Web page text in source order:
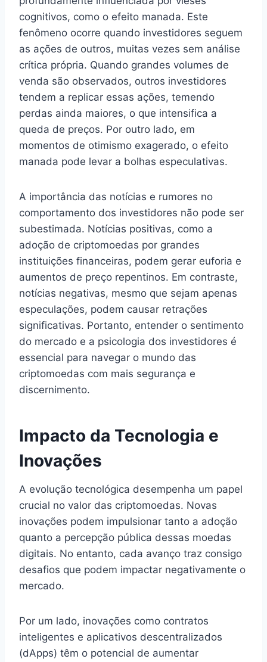
cognitivos, como o efeito manada. Este
fenômeno ocorre quando investidores seguem
as ações de outros, muitas vezes sem análise
crítica própria. Quando grandes volumes de
venda são observados, outros investidores
tendem a replicar essas ações, temendo
perdas ainda maiores, o que intensifica a
queda de preços. Por outro lado, em
momentos de otimismo exagerado, o efeito
manada pode levar a bolhas especulativas.
A importância das notícias e rumores no
comportamento dos investidores não pode ser
subestimada. Notícias positivas, como a
adoção de criptomoedas por grandes
instituições financeiras, podem gerar euforia e
aumentos de preço repentinos. Em contraste,
notícias negativas, mesmo que sejam apenas
especulações, podem causar retrações
significativas. Portanto, entender o sentimento
do mercado e a psicologia dos investidores é
essencial para navegar o mundo das
criptomoedas com mais segurança e
discernimento.
Impacto da Tecnologia e
Inovações
A evolução tecnológica desempenha um papel
crucial no valor das criptomoedas. Novas
inovações podem impulsionar tanto a adoção
quanto a percepção pública dessas moedas
digitais. No entanto, cada avanço traz consigo
desafios que podem impactar negativamente o
mercado.
Por um lado, inovações como contratos
inteligentes e aplicativos descentralizados
(dApps) têm o potencial de aumentar